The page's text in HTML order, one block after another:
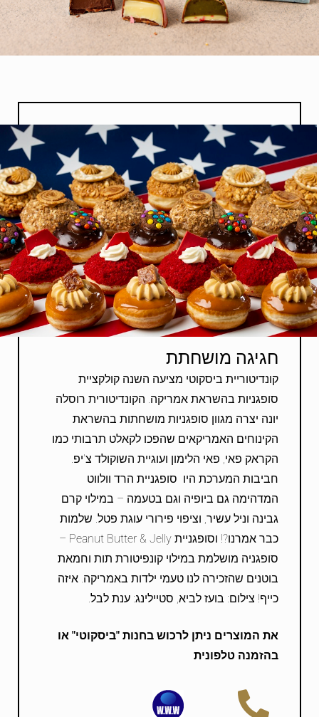
חגיגה מושחתת
קונדיטוריית ביסקוטי מציעה השנה קולקציית
סופגניות בהשראת אמריקה. הקונדיטורית רוסלה
יונה יצרה מגוון סופגניות מושחתות בהשראת
הקינוחים האמריקאים שהפכו לקאלט תרבותי כמו
הקראק פאי, פאי הלימון ועוגיית השוקולד צ'יפ.
חביבות המערכת היו סופגניית הרד וולווט
המדהימה גם ביופיה וגם בטעמה – במילוי קרם
גבינה וניל עשיר, וציפוי פירורי עוגת פטל. שלמות
כבר אמרנו?! וסופגניית Peanut Butter & Jelly –
סופגניה מושלמת במילוי קונפיטורת תות וחמאת
בוטנים שהזכירה לנו טעמי ילדות באמריקה. איזה
כייף! צילום: בועז לביא, סטיילינג: ענת לבל.
את המוצרים ניתן לרכוש בחנות "ביסקוטי" או
בהזמנה טלפונית